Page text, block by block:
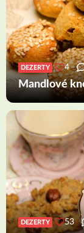
DEZERTY 4
Mandlové
DEZERTY 53